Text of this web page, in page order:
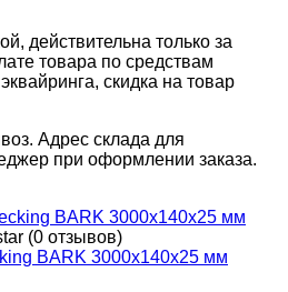
действительна только за
товара по средствам
скидка на товар
Адрес склада для
при оформлении заказа.
(0 отзывов)
BARK 3000х140х25 мм